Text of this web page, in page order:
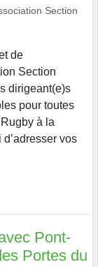
Section
de
Section
dirigeant(e)s
pour toutes
à la
vos
Pont-
Portes du